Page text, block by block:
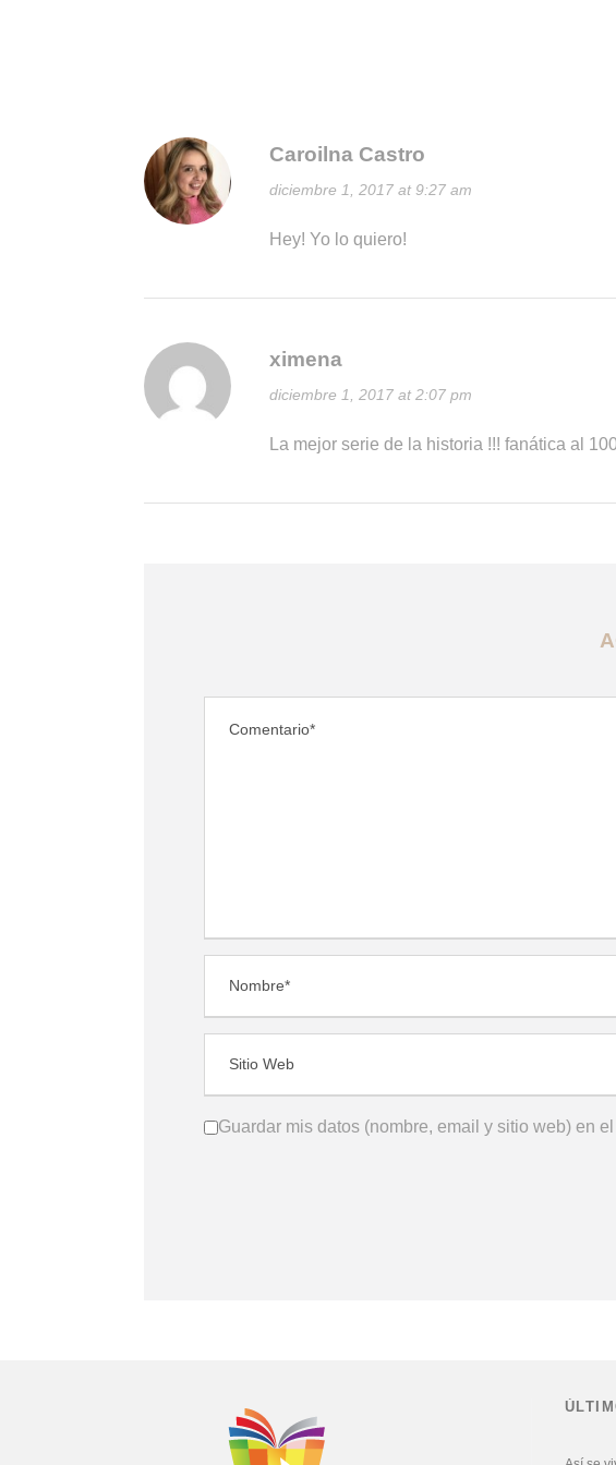
Caroilna Castro
diciembre 1, 2017 at 9:27 am
Hey! Yo lo quiero!
ximena
diciembre 1, 2017 at 2:07 pm
La mejor serie de la historia !!! fanática al
Guardar mis datos (nombre, email y sitio web) en